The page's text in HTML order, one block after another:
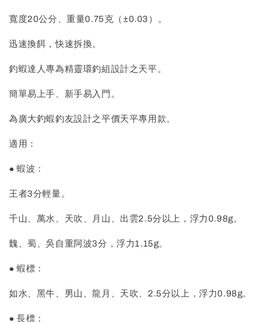
寬度20公分、重量0.75克（±0.03）。
迅速換餌，快速拆換。
釣蝦達人專為精靈環釣組設計之天平。
簡單易上手、新手易入門。
為廣大釣蝦釣友設計之平價天平專用款。
適用：
● 蝦波：
王者3分輕量。
千山、萬水、天吹、月山、出雲2.5分以上，浮力0.98g。
魏、蜀、吳自重阿波3分，浮力1.15g。
● 蝦標：
如水、黑牛、男山、龍月、天吹、2.5分以上，浮力0.98g。
● 長標：